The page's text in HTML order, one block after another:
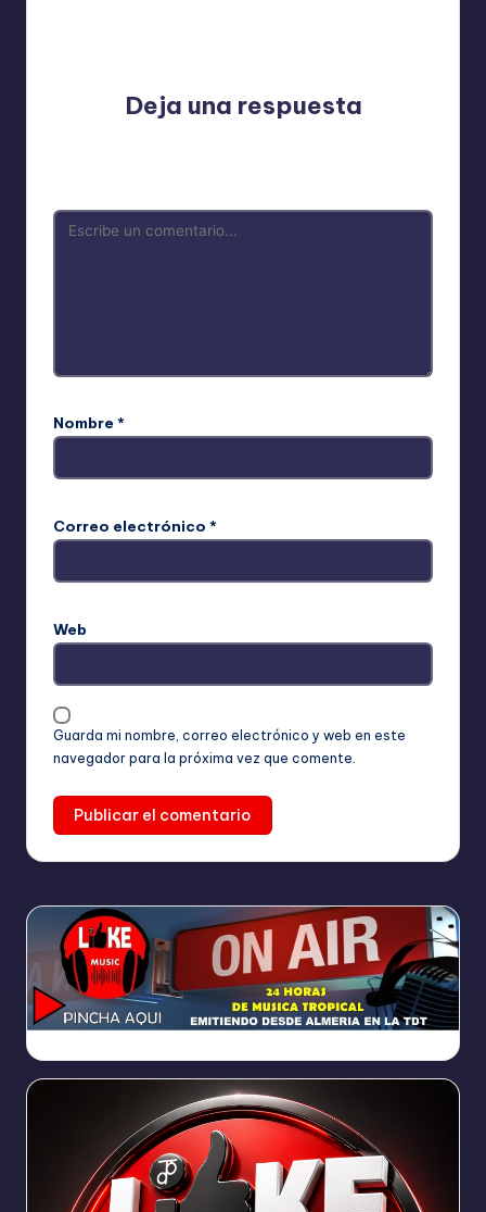
Deja una respuesta
Nombre *
Correo electrónico *
Web
Guarda mi nombre, correo electrónico y web en este
navegador para la próxima vez que comente.
https://broadcast.radioponiente.org:8066/index.html?sid=1